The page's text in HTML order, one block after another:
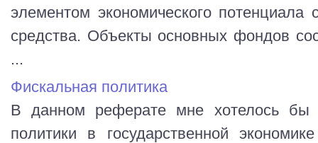
элементом экономического
средства. Объекты основных фондов
...
Фискальная политика
В данном реферате мне хотелось бы
политики в государственной